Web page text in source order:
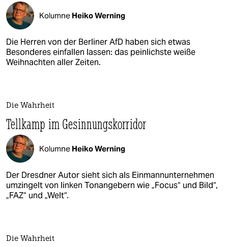
Kolumne Heiko Werning
Die Herren von der Berliner AfD haben sich etwas
Besonderes einfallen lassen: das peinlichste weiße
Weihnachten aller Zeiten.
Die Wahrheit
Tellkamp im Gesinnungskorridor
Kolumne Heiko Werning
Der Dresdner Autor sieht sich als Einmannunternehmen
umzingelt von linken Tonangebern wie „Focus“ und Bild“,
„FAZ“ und „Welt“.
Die Wahrheit